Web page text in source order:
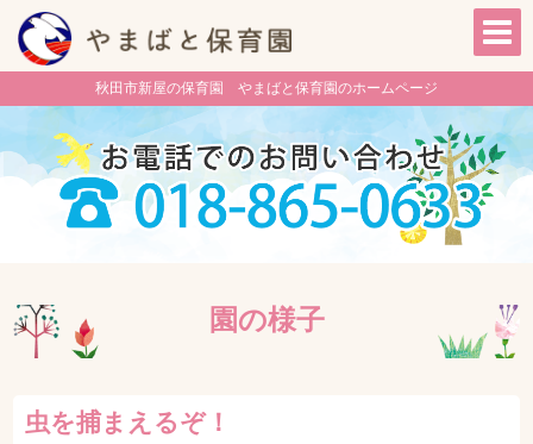
秋田市新屋の保育園 やまばと保育園のホームページ
園の様子
虫を捕まえるぞ！